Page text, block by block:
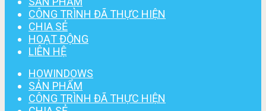
CÔNG TRÌNH ĐÃ THỰC HIỆN
CHIA SẺ
HOẠT ĐỘNG
LIÊN HỆ
HOWINDOWS
SẢN PHẨM
CÔNG TRÌNH ĐÃ THỰC HIỆN